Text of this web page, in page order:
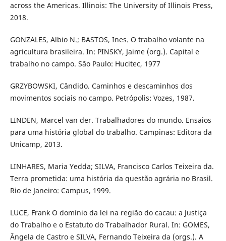
across the Americas. Illinois: The University of Illinois Press,
2018.
GONZALES, Albio N.; BASTOS, Ines. O trabalho volante na
agricultura brasileira. In: PINSKY, Jaime (org.). Capital e
trabalho no campo. São Paulo: Hucitec, 1977
GRZYBOWSKI, Cândido. Caminhos e descaminhos dos
movimentos sociais no campo. Petrópolis: Vozes, 1987.
LINDEN, Marcel van der. Trabalhadores do mundo. Ensaios
para uma história global do trabalho. Campinas: Editora da
Unicamp, 2013.
LINHARES, Maria Yedda; SILVA, Francisco Carlos Teixeira da.
Terra prometida: uma história da questão agrária no Brasil.
Rio de Janeiro: Campus, 1999.
LUCE, Frank O domínio da lei na região do cacau: a Justiça
do Trabalho e o Estatuto do Trabalhador Rural. In: GOMES,
Ângela de Castro e SILVA, Fernando Teixeira da (orgs.). A